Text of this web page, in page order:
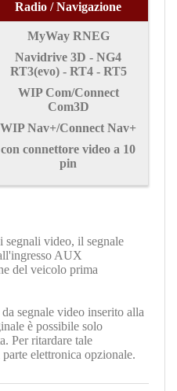
Radio / Navigazione
MyWay RNEG
Navidrive 3D - NG4
RT3(evo) - RT4 - RT5
WIP Com/Connect
Com3D
WIP Nav+/Connect Nav+
con connettore video a 10
pin
segnali video, il segnale
AUX
del veicolo prima
segnale video inserito alla
è possibile solo
Per ritardare tale
elettronica opzionale.